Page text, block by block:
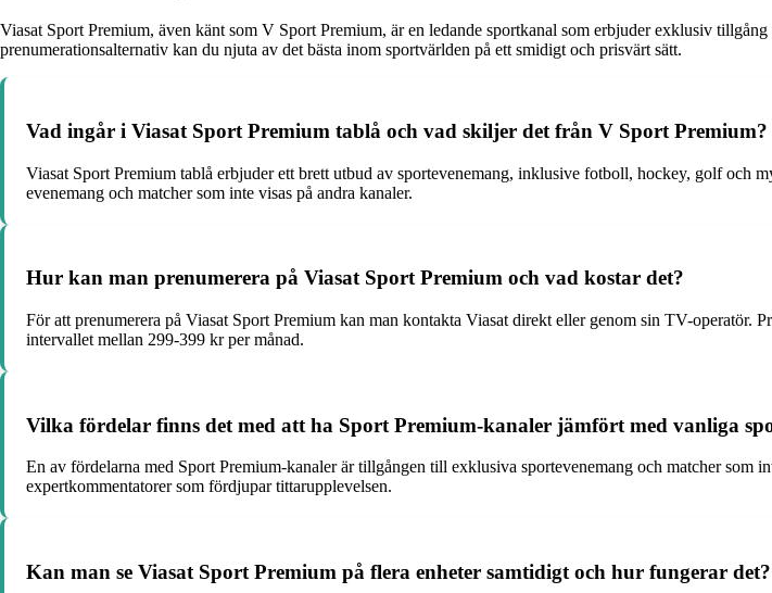
Viasat Sport Premium, även känt som V Sport Premium, är en ledande sportkanal som erbjuder exklusiv
prenumerationsalternativ kan du njuta av det bästa inom sportvärlden på ett smidigt och prisvärt sätt.
Vad ingår i Viasat Sport Premium tablå och vad skiljer det från V Sport Premium?
Viasat Sport Premium tablå erbjuder ett brett utbud av sportevenemang, inklusive fotboll, hockey, golf och
evenemang och matcher som inte visas på andra kanaler.
Hur kan man prenumerera på Viasat Sport Premium och vad kostar det?
För att prenumerera på Viasat Sport Premium kan man kontakta Viasat direkt eller genom sin TV-operatör.
intervallet mellan 299-399 kr per månad.
Vilka fördelar finns det med att ha Sport Premium-kanaler jämfört med vanliga
En av fördelarna med Sport Premium-kanaler är tillgången till exklusiva sportevenemang och matcher som
expertkommentatorer som fördjupar tittarupplevelsen.
Kan man se Viasat Sport Premium på flera enheter samtidigt och hur fungerar det?